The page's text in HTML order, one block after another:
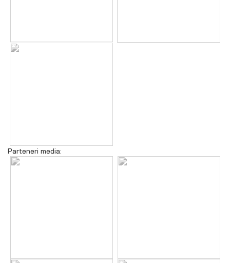
Parteneri media: